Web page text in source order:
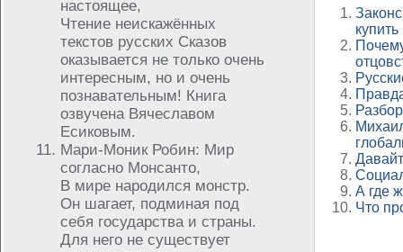
настоящее,
Чтение неискажённых
текстов русских Сказов
оказывается не только очень
интересным, но и очень
познавательным! Книга
озвучена Вячеславом
Есиковым.
Мари-Моник Робин: Мир
согласно Монсанто,
В мире народился монстр.
Он шагает, подминая под
себя государства и страны.
Для него не существует
А где
Что